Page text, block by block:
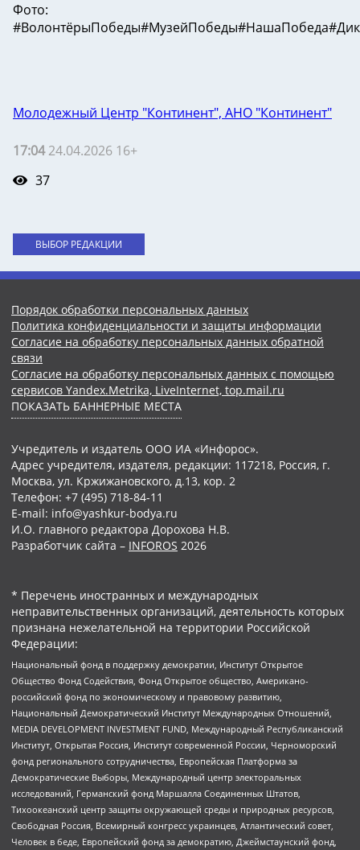
Фото:
Молодежный Центр "Континент", АНО "Континент"
17:0424.04.2026 16+
37
ВЫБОР РЕДАКЦИИ
Порядок обработки персональных данных
Политика конфиденциальности и защиты информации
Согласие на обработку персональных данных обратной
связи
Согласие на обработку персональных данных с помощью
сервисов Yandex.Metrika, LiveInternet, top.mail.ru
ПОКАЗАТЬ БАННЕРНЫЕ МЕСТА
Учредитель и издатель ООО ИА «Инфорос».
Адрес учредителя, издателя, редакции: 117218, Россия, г.
Москва, ул. Кржижановского, д.13, кор. 2
Телефон: +7 (495) 718-84-11
E-mail: info@yashkur-bodya.ru
И.О. главного редактора Дорохова Н.В.
Разработчик сайта – INFOROS 2026
* Перечень иностранных и международных
неправительственных организаций, деятельность которых
признана нежелательной на территории Российской
Федерации:
Национальный фонд в поддержку демократии, Институт Открытое
Общество Фонд Содействия, Фонд Открытое общество, Американо-
российский фонд по экономическому и правовому развитию,
Национальный Демократический Институт Международных Отношений,
MEDIA DEVELOPMENT INVESTMENT FUND, Международный Республиканский
Институт, Открытая Россия, Институт современной России, Черноморский
фонд регионального сотрудничества, Европейская Платформа за
Демократические Выборы, Международный центр электоральных
исследований, Германский фонд Маршалла Соединенных Штатов,
Тихоокеанский центр защиты окружающей среды и природных ресурсов,
Свободная Россия, Всемирный конгресс украинцев, Атлантический совет,
Человек в беде, Европейский фонд за демократию, Джеймстаунский фонд,